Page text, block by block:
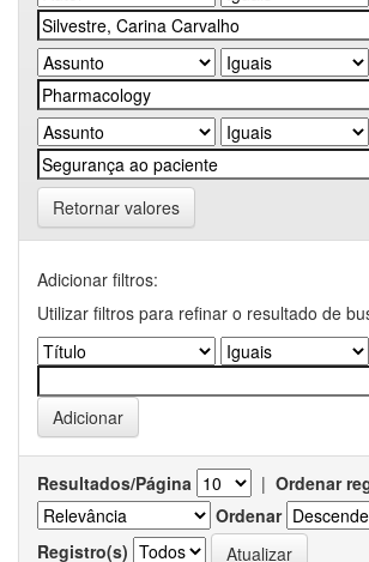
Retornar valores
Adicionar filtros:
Utilizar filtros para refinar o resultado de
Resultados/Página | Ordenar
Ordenar
Registro(s)